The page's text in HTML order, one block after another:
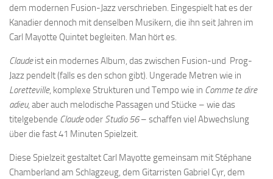
dem modernen Fusion-Jazz verschrieben. Eingespielt hat es der
Kanadier dennoch mit denselben Musikern, die ihn seit Jahren im
Carl Mayotte Quintet begleiten. Man hört es.
Claudeist ein modernes Album, das zwischen Fusion-und Prog-
Jazz pendelt (falls es den schon gibt). Ungerade Metren wie in
Loretteville, komplexe Strukturen und Tempo wie in Comme te dire
adieu, aber auch melodische Passagen und Stücke – wie das
titelgebende Claudeoder Studio 56– schaffen viel Abwechslung
über die fast 41 Minuten Spielzeit.
Diese Spielzeit gestaltet Carl Mayotte gemeinsam mit Stéphane
Chamberland am Schlagzeug, dem Gitarristen Gabriel Cyr, dem